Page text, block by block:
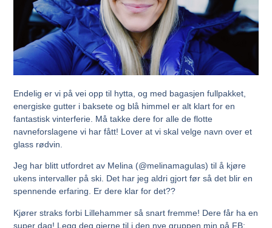
Endelig er vi på vei opp til hytta, og med bagasjen fullpakket,
energiske gutter i baksete og blå himmel er alt klart for en
fantastisk vinterferie. Må takke dere for alle de flotte
navneforslagene vi har fått! Lover at vi skal velge navn over et
glass rødvin.
Jeg har blitt utfordret av Melina (@melinamagulas) til å kjøre
ukens intervaller på ski. Det har jeg aldri gjort før så det blir en
spennende erfaring. Er dere klar for det??
Kjører straks forbi Lillehammer så snart fremme! Dere får ha en
super dag! Legg deg gjerne til i den nye gruppen min på FB;